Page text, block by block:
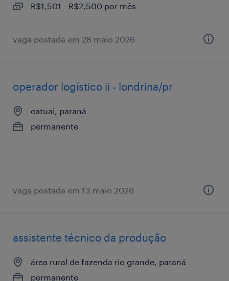
R$1,501 - R$2,500 por mês
vaga postada em 28 maio 2026
operador logístico ii - londrina/pr
catuai, paraná
permanente
vaga postada em 13 maio 2026
assistente técnico da produção
área rural de fazenda rio grande, paraná
permanente